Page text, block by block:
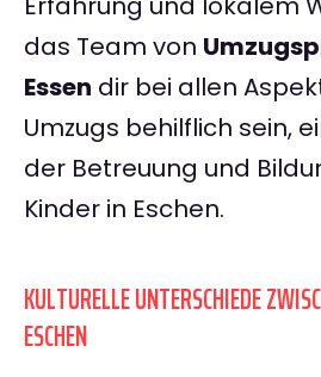
das Team von
Essen dir bei allen
Umzugs behilflich sein,
der Betreuung und
Kinder in Eschen.
KULTURELLE UNTERSCHIEDE
ESCHEN